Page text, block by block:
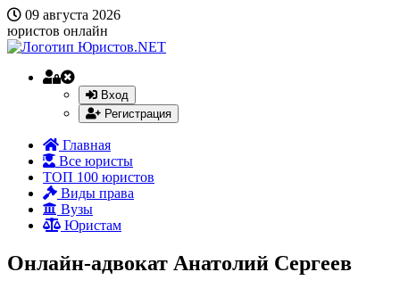
09 августа 2026
юристов онлайн
Вход
Регистрация
Главная
Все юристы
ТОП 100 юристов
Виды права
Вузы
Юристам
Онлайн-адвокат Анатолий Сергеев